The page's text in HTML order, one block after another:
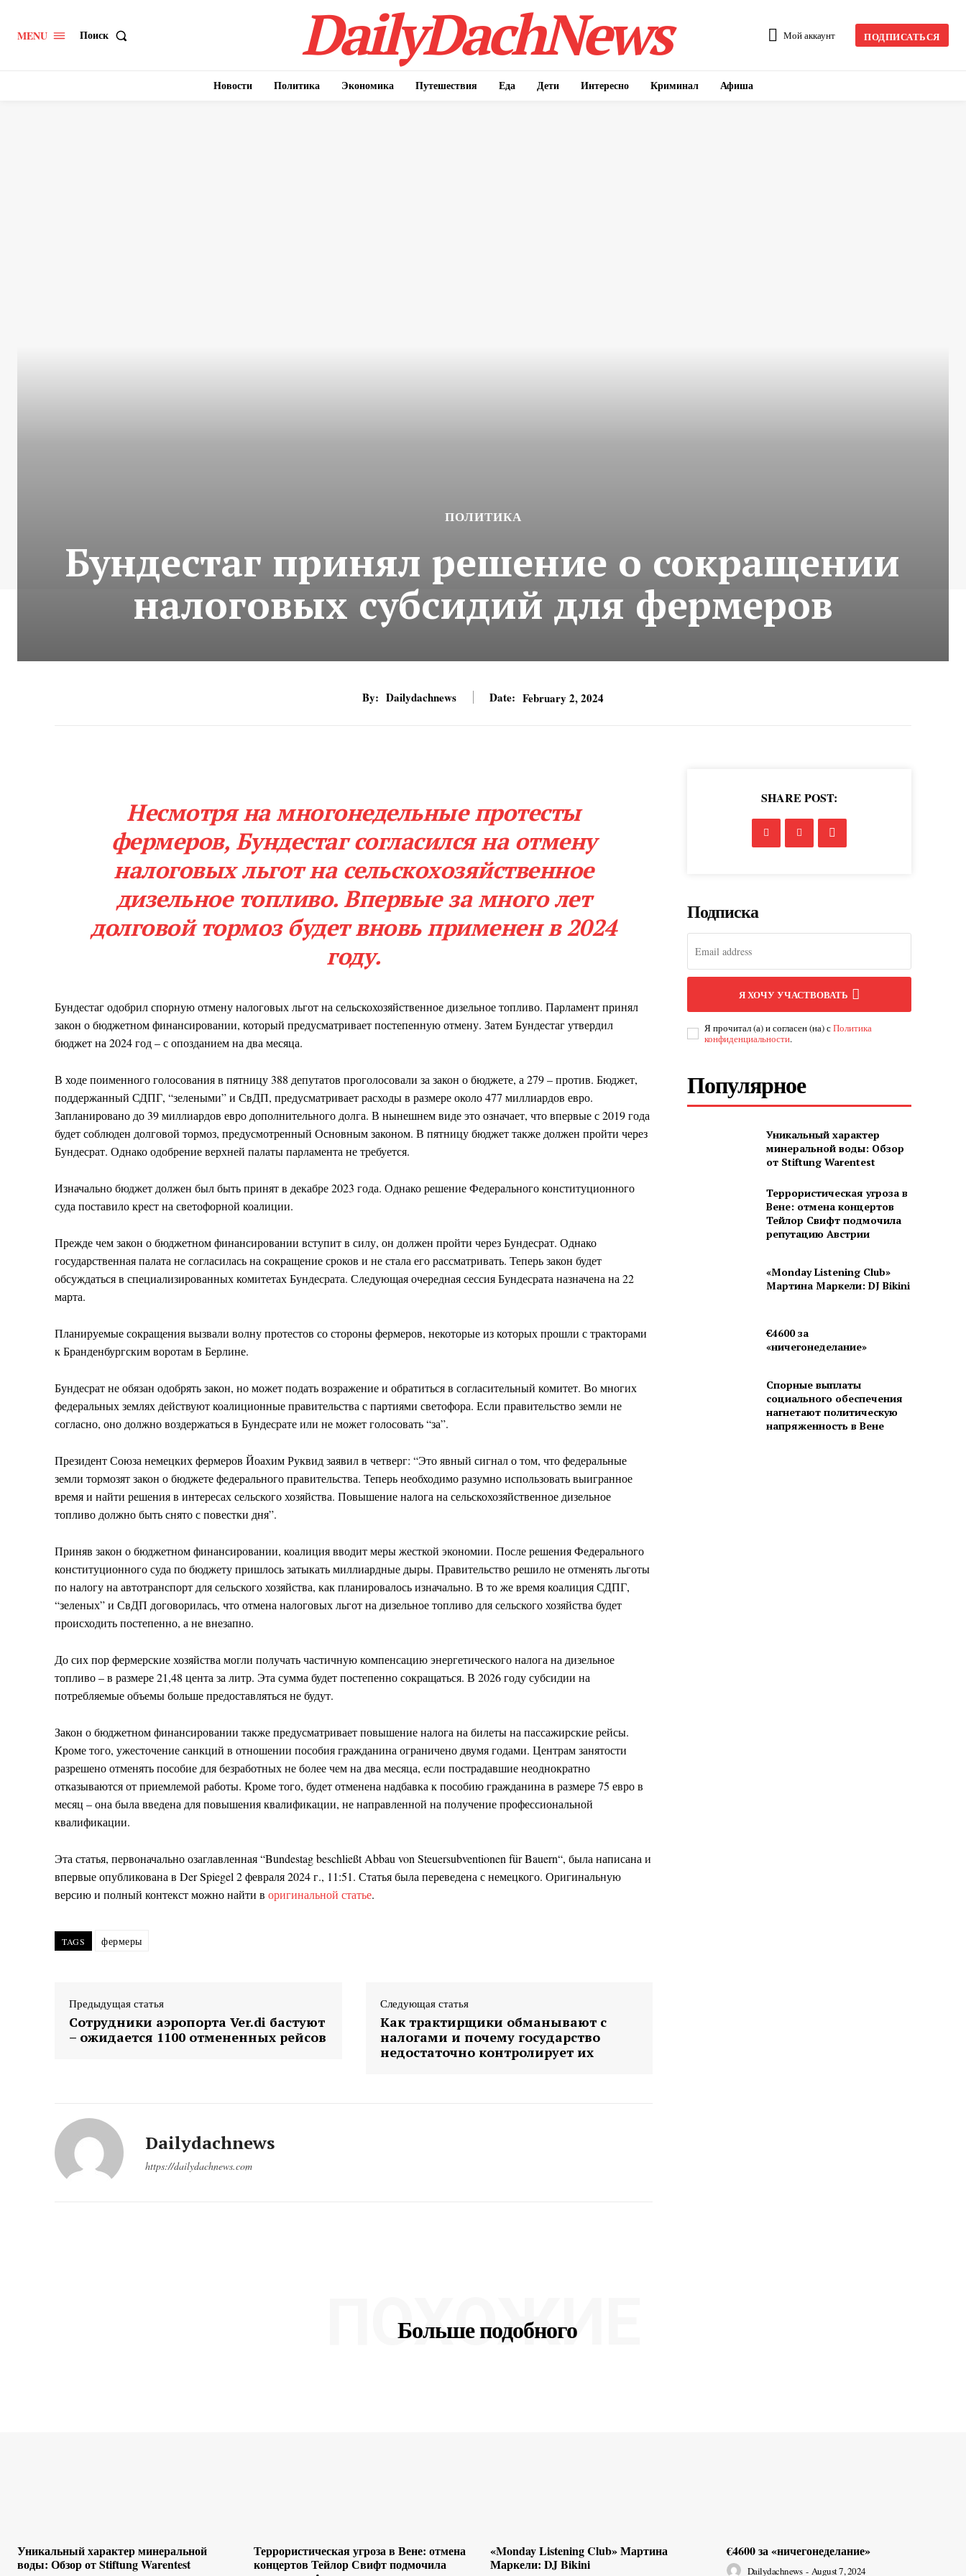
MENU Поиск DailyDachNews Мой аккаунт ПОДПИСАТЬСЯ
Новости Политика Экономика Путешествия Еда Дети Интересно Криминал Афиша
ПОЛИТИКА
Бундестаг принял решение о сокращении
налоговых субсидий для фермеров
By: Dailydachnews Date: February 2, 2024
Несмотря на многонедельные протесты
фермеров, Бундестаг согласился на отмену
налоговых льгот на сельскохозяйственное
дизельное топливо. Впервые за много лет
долговой тормоз будет вновь применен в 2024
году.
Бундестаг одобрил спорную отмену налоговых льгот на сельскохозяйственное дизельное топливо. Парламент принял
закон о бюджетном финансировании, который предусматривает постепенную отмену. Затем Бундестаг утвердил
бюджет на 2024 год – с опозданием на два месяца.
В ходе поименного голосования в пятницу 388 депутатов проголосовали за закон о бюджете, а 279 – против. Бюджет,
поддержанный СДПГ, “зелеными” и СвДП, предусматривает расходы в размере около 477 миллиардов евро.
Запланировано до 39 миллиардов евро дополнительного долга. В нынешнем виде это означает, что впервые с 2019 года
будет соблюден долговой тормоз, предусмотренный Основным законом. В пятницу бюджет также должен пройти через
Бундесрат. Однако одобрение верхней палаты парламента не требуется.
Изначально бюджет должен был быть принят в декабре 2023 года. Однако решение Федерального конституционного
суда поставило крест на светофорной коалиции.
Прежде чем закон о бюджетном финансировании вступит в силу, он должен пройти через Бундесрат. Однако
государственная палата не согласилась на сокращение сроков и не стала его рассматривать. Теперь закон будет
обсуждаться в специализированных комитетах Бундесрата. Следующая очередная сессия Бундесрата назначена на 22
марта.
Планируемые сокращения вызвали волну протестов со стороны фермеров, некоторые из которых прошли с тракторами
к Бранденбургским воротам в Берлине.
Бундесрат не обязан одобрять закон, но может подать возражение и обратиться в согласительный комитет. Во многих
федеральных землях действуют коалиционные правительства с партиями светофора. Если правительство земли не
согласно, оно должно воздержаться в Бундесрате или не может голосовать “за”.
Президент Союза немецких фермеров Йоахим Руквид заявил в четверг: “Это явный сигнал о том, что федеральные
земли тормозят закон о бюджете федерального правительства. Теперь необходимо разумно использовать выигранное
время и найти решения в интересах сельского хозяйства. Повышение налога на сельскохозяйственное дизельное
топливо должно быть снято с повестки дня”.
Приняв закон о бюджетном финансировании, коалиция вводит меры жесткой экономии. После решения Федерального
конституционного суда по бюджету пришлось затыкать миллиардные дыры. Правительство решило не отменять льготы
по налогу на автотранспорт для сельского хозяйства, как планировалось изначально. В то же время коалиция СДПГ,
“зеленых” и СвДП договорилась, что отмена налоговых льгот на дизельное топливо для сельского хозяйства будет
происходить постепенно, а не внезапно.
До сих пор фермерские хозяйства могли получать частичную компенсацию энергетического налога на дизельное
топливо – в размере 21,48 цента за литр. Эта сумма будет постепенно сокращаться. В 2026 году субсидии на
потребляемые объемы больше предоставляться не будут.
Закон о бюджетном финансировании также предусматривает повышение налога на билеты на пассажирские рейсы.
Кроме того, ужесточение санкций в отношении пособия гражданина ограничено двумя годами. Центрам занятости
разрешено отменять пособие для безработных не более чем на два месяца, если пострадавшие неоднократно
отказываются от приемлемой работы. Кроме того, будет отменена надбавка к пособию гражданина в размере 75 евро в
месяц – она была введена для повышения квалификации, не направленной на получение профессиональной
квалификации.
Эта статья, первоначально озаглавленная “Bundestag beschließt Abbau von Steuersubventionen für Bauern“, была написана и
впервые опубликована в Der Spiegel 2 февраля 2024 г., 11:51. Статья была переведена с немецкого. Оригинальную
версию и полный контекст можно найти в оригинальной статье.
TAGS фермеры
Предыдущая статья
Сотрудники аэропорта Ver.di бастуют
– ожидается 1100 отмененных рейсов
Следующая статья
Как трактирщики обманывают с
налогами и почему государство
недостаточно контролирует их
Dailydachnews
https://dailydachnews.com
SHARE POST:
Подписка
Я ХОЧУ УЧАСТВОВАТЬ
Я прочитал (а) и согласен (на) сПолитика
конфиденциальности.
Популярное
Уникальный характер
минеральной воды: Обзор
от Stiftung Warentest
Террористическая угроза в
Вене: отмена концертов
Тейлор Свифт подмочила
репутацию Австрии
«Monday Listening Club»
Мартина Маркели: DJ Bikini
€4600 за
«ничегонеделание»
Спорные выплаты
социального обеспечения
нагнетают политическую
напряженность в Вене
Больше подобного
ПОХОЖИЕ
Уникальный характер минеральной
воды: Обзор от Stiftung Warentest
Террористическая угроза в Вене: отмена
концертов Тейлор Свифт подмочила
«Monday Listening Club» Мартина
Маркели: DJ Bikini
€4600 за «ничегонеделание»
Dailydachnews - August 7, 2024